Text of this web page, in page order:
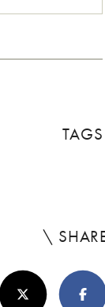
TAGS
\
X(Twitter)